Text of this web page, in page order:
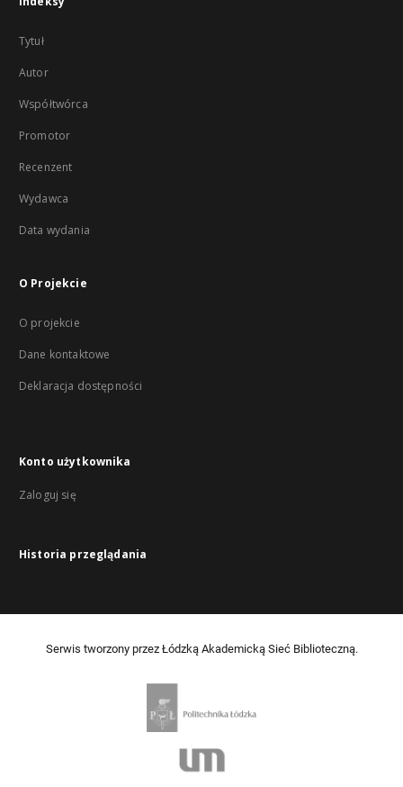
Tytuł
Autor
Współtwórca
Promotor
Recenzent
Wydawca
Data wydania
O Projekcie
O projekcie
Dane kontaktowe
Deklaracja dostępności
Konto użytkownika
Zaloguj się
Historia przeglądania
Serwis tworzony przez Łódzką Akademicką Sieć Biblioteczną.